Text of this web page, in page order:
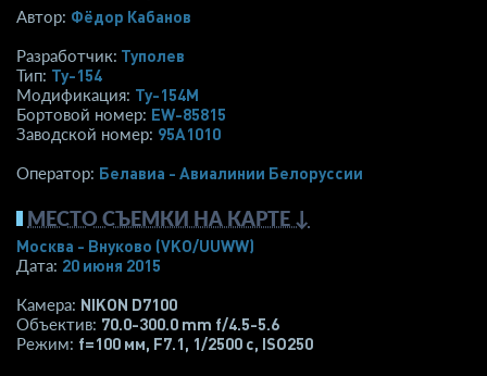
Автор: Фёдор Кабанов
Разработчик: Туполев
Тип: Ту-154
Модификация: Ту-154М
Бортовой номер: EW-85815
Заводской номер: 95A1010
Оператор: Белавиа - Авиалинии Белоруссии
МЕСТО СЪЕМКИ НА КАРТЕ ↓
Москва - Внуково (VKO/UUWW)
Дата: 20 июня 2015
Камера: NIKON D7100
Объектив: 70.0-300.0 mm f/4.5-5.6
Режим: f=100 мм, F7.1, 1/2500 с, ISO250